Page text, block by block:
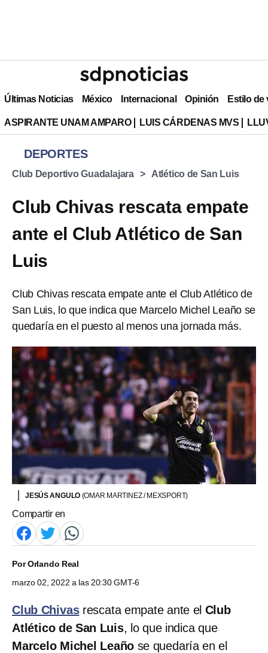
Últimas Noticias México Internacional Opinión Estilo de
ASPIRANTE UNAM AMPARO LUIS CÁRDENAS MVS
DEPORTES
Club Deportivo Guadalajara Atlético de San Luis
Club Chivas rescata empate
ante el Club Atlético de San
Luis
Club Chivas rescata empate ante el Club Atlético de
San Luis, lo que indica que Marcelo Michel Leaño se
quedaría en el puesto al menos una jornada más.
JESÚS ANGULO (OMAR MARTINEZ / MEXSPORT)
Compartir en
PorOrlando Real
marzo 02, 2022 a las 20:30 GMT-6
Club Chivasrescata empate ante el Club
Atlético de San Luis, lo que indica que
Marcelo Michel Leaño se quedaría en el